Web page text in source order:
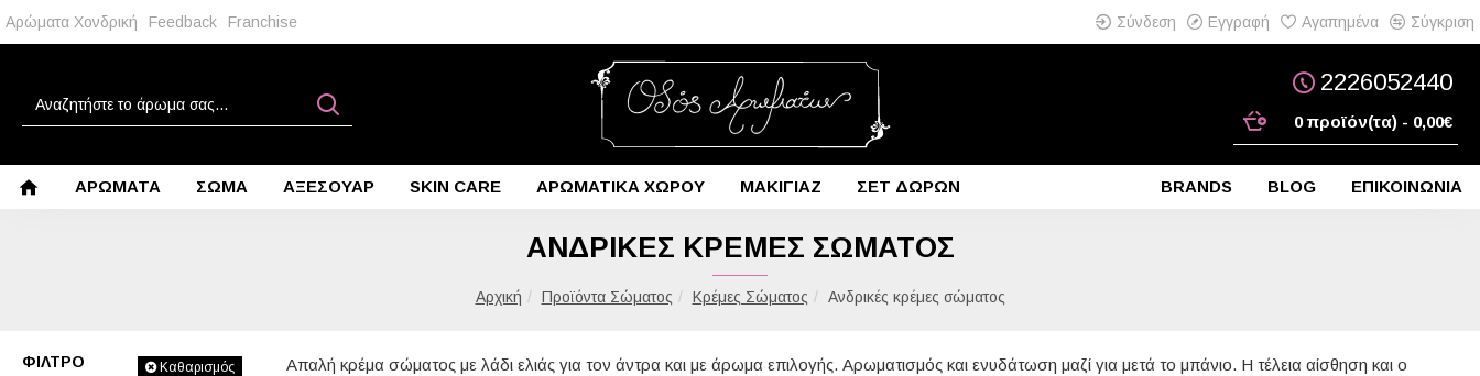
Αρώματα Χονδρική Feedback Franchise Σύνδεση Εγγραφή Αγαπημένα Σύγκριση
2226052440
0 προϊόν(τα) - 0,00€
ΑΡΩΜΑΤΑ ΣΩΜΑ ΑΞΕΣΟΥΑΡ SKIN CARE ΑΡΩΜΑΤΙΚΑ ΧΩΡΟΥ ΜΑΚΙΓΙΑΖ ΣΕΤ ΔΩΡΩΝ BRANDS BLOG ΕΠΙΚΟΙΝΩΝΙΑ
Προϊόντα Σώματος Κρέμες Σώματος Ανδρικές κρέμες σώματος
ΑΝΔΡΙΚΈΣ ΚΡΈΜΕΣ ΣΏΜΑΤΟΣ
ΦΊΛΤΡΟ Καθαρισμός
Απαλή κρέμα σώματος με λάδι ελιάς για τον άντρα και με άρωμα επιλογής. Αρωματισμός και ενυδάτωση μαζί για μετά το μπάνιο. Η τέλεια αίσθηση και ο